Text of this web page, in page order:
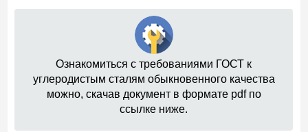
Ознакомиться с требованиями ГОСТ к
углеродистым сталям обыкновенного качества
можно, скачав документ в формате pdf по
ссылке ниже.